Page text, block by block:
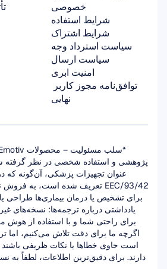
خصوصی
شرایط استفاده
شرایط اشتراک
سیاست استرداد وجه
سیاست ارسال
امنیت ابری
نهایی
برای تشخیص یا درمان بیماری‌ها طراحی یا در نظر گرفته نشده‌اند.